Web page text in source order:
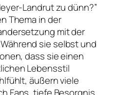
Landrut zu dünn?”
Thema in der
mit der
sie selbst und
dass sie einen
Lebensstil
äußern viele
Fans, tiefe Besorgnis.